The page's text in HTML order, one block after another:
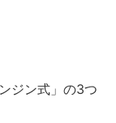
ジン式」の3つ